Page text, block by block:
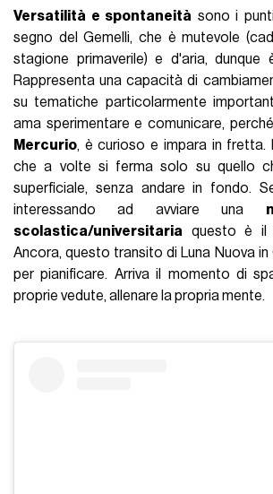
Versatilità e spontaneità sono i
segno del Gemelli, che è mutevole
stagione primaverile) e d'aria, dunque
Rappresenta una capacità di
su tematiche particolarmente
ama sperimentare e comunicare,
Mercurio, è curioso e impara in fretta.
che a volte si ferma solo su quello
superficiale, senza andare in fondo.
interessando ad avviare una
scolastica/universitaria questo è il
Ancora, questo transito di Luna Nuova
per pianificare. Arriva il momento di
proprie vedute, allenare la propria mente.